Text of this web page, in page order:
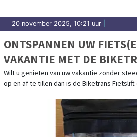
20 november 2025, 10:21 uur
ONTSPANNEN UW
VAKANTIE MET DE
Wilt u genieten van uw vakantie zonder
op en af te tillen dan is de Biketrans Fietslift